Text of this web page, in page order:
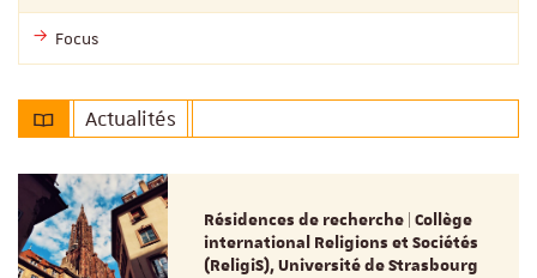
Focus
Actualités
Résidences de recherche | Collège
international Religions et Sociétés
(ReligiS), Université de Strasbourg